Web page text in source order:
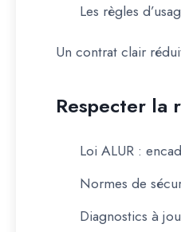
Les règles
Un contrat clair
Respecter la
Loi ALUR :
Normes de
Diagnostics à